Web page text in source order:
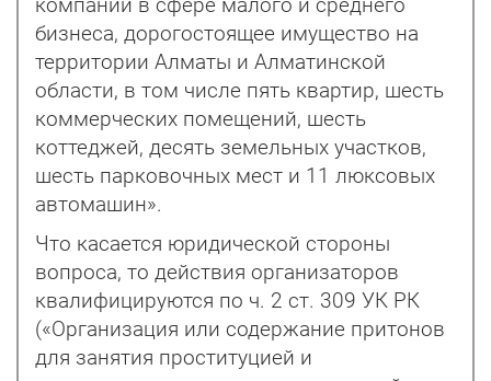
компаний в сфере малого и среднего
бизнеса, дорогостоящее имущество на
территории Алматы и Алматинской
области, в том числе пять квартир, шесть
коммерческих помещений, шесть
коттеджей, десять земельных участков,
шесть парковочных мест и 11 люксовых
автомашин».
Что касается юридической стороны
вопроса, то действия организаторов
квалифицируются по ч. 2 ст. 309 УК РК
(«Организация или содержание притонов
для занятия проституцией и